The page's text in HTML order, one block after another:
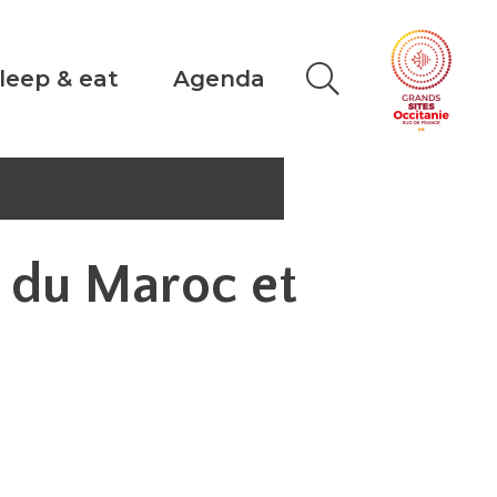
& eat Agenda
du Maroc et